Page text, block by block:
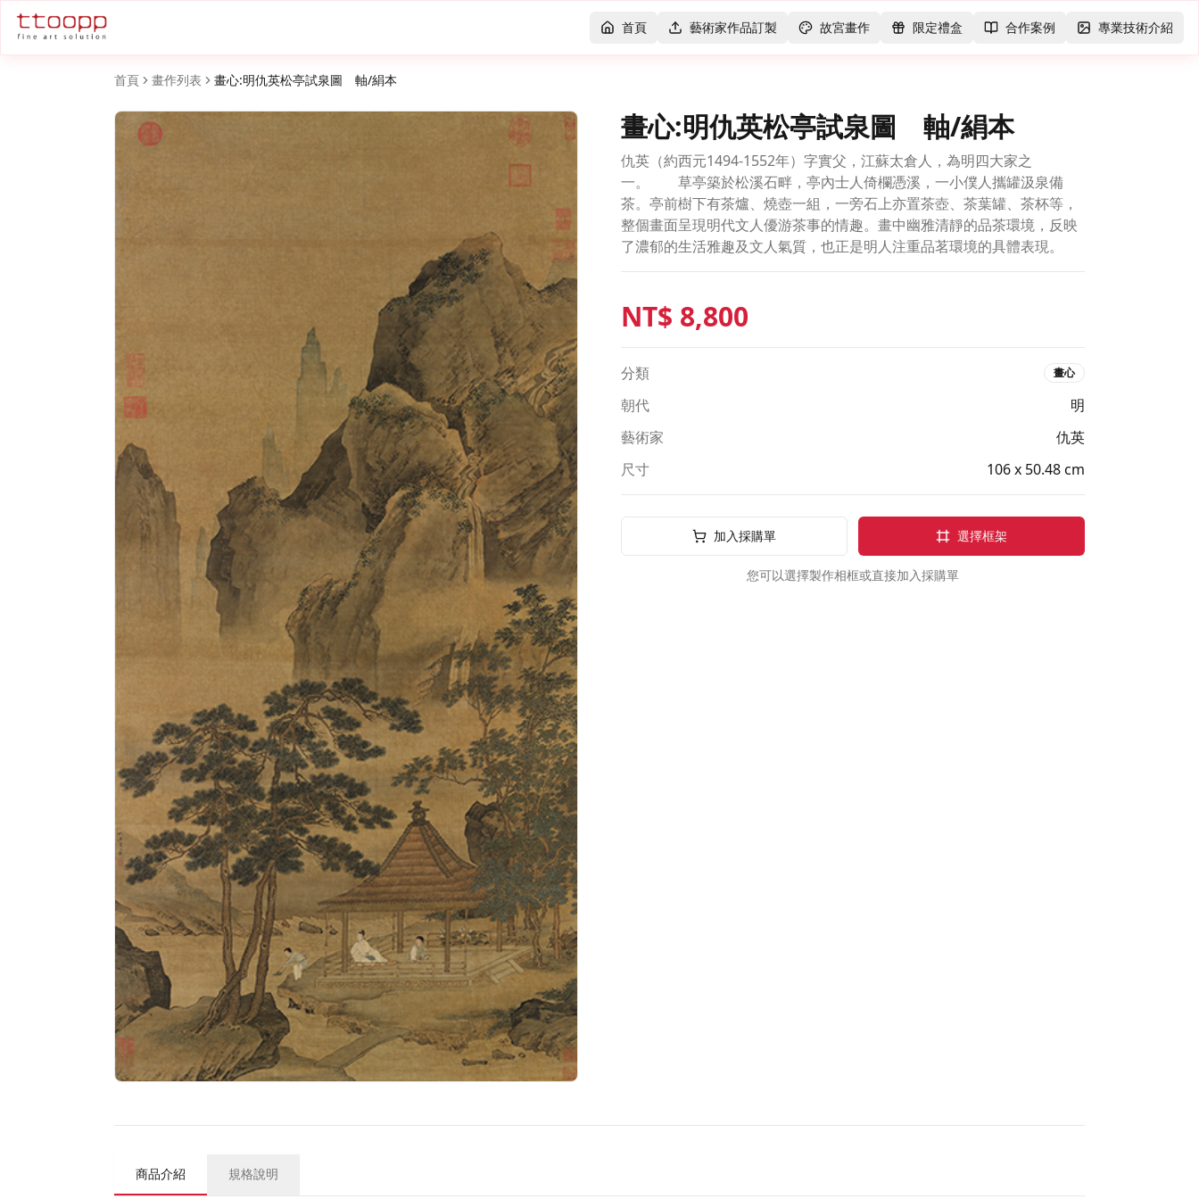
首頁 藝術家作品訂製 故宮畫作 限定禮盒 合作案例 專業技術介紹
首頁 畫作列表 畫心:明仇英松亭試泉圖 軸/絹本
畫心:明仇英松亭試泉圖 軸/絹本
仇英（約西元1494-1552年）字實父，江蘇太倉人，為明四大家之
一。 草亭築於松溪石畔，亭內士人倚欄憑溪，一小僕人攜罐汲泉備
茶。亭前樹下有茶爐、燒壺一組，一旁石上亦置茶壺、茶葉罐、茶杯等，
整個畫面呈現明代文人優游茶事的情趣。畫中幽雅清靜的品茶環境，反映
了濃郁的生活雅趣及文人氣質，也正是明人注重品茗環境的具體表現。
NT$ 8,800
分類 畫心
朝代
明
藝術家
仇英
尺寸
106 x 50.48 cm
加入採購單 選擇框架
您可以選擇製作相框或直接加入採購單
商品介紹 規格說明